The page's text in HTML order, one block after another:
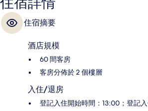
住宿摘要
酒店規模
60 間客房
客房分佈於 2 個樓層
入住/退房
登記入住開始時間：13:00；登記